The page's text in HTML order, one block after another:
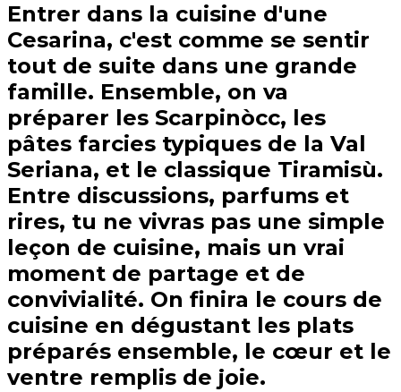
Entrer dans la cuisine d'une
Cesarina, c'est comme se sentir
tout de suite dans une grande
famille. Ensemble, on va
préparer les Scarpinòcc, les
pâtes farcies typiques de la Val
Seriana, et le classique Tiramisù.
Entre discussions, parfums et
rires, tu ne vivras pas une simple
leçon de cuisine, mais un vrai
moment de partage et de
convivialité. On finira le cours de
cuisine en dégustant les plats
préparés ensemble, le cœur et le
ventre remplis de joie.